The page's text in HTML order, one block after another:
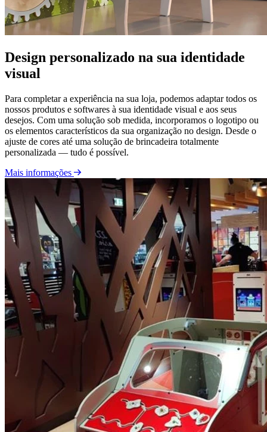
Design personalizado na sua identidade
visual
Para completar a experiência na sua loja, podemos adaptar todos os
nossos produtos e softwares à sua identidade visual e aos seus
desejos. Com uma solução sob medida, incorporamos o logotipo ou
os elementos característicos da sua organização no design. Desde o
ajuste de cores até uma solução de brincadeira totalmente
personalizada — tudo é possível.
Mais informações